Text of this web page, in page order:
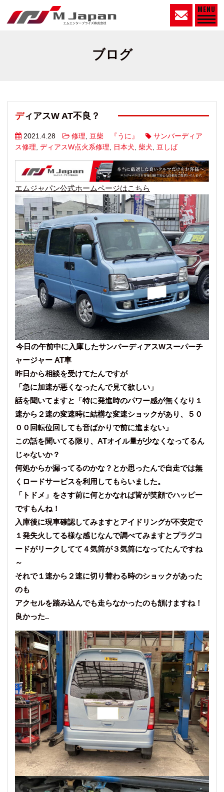
MENU
ブログ
ディアスW AT不良？
2021.4.28 修理, 豆柴 『うに』
サンバーディア
ス修理, ディアスW点火系修理, 日本犬, 柴犬, 豆しば
エムジャパン公式ホームページはこちら
今日の午前中に入庫したサンバーディアスWスーパーチ
ャージャー AT車
昨日から相談を受けてたんですが
「急に加速が悪くなったんで見て欲しい」
話を聞いてますと「特に発進時のパワー感が無くなり１
速から２速の変速時に結構な変速ショックがあり、５０
００回転位回しても音ばかりで前に進まない」
この話を聞いてる限り、ATオイル量が少なくなってるん
じゃないか？
何処からか漏ってるのかな？とか思ったんで自走では無
くロードサービスを利用してもらいました。
「トドメ」をさす前に何とかなれば皆が笑顔でハッピー
ですもんね！
入庫後に現車確認してみますとアイドリングが不安定で
１発失火してる様な感じなんで調べてみますとプラグコ
ードがリークしてて４気筒が３気筒になってたんですね
～
それで１速から２速に切り替わる時のショックがあった
のも
アクセルを踏み込んでも走らなかったのも頷けますね！
良かった..